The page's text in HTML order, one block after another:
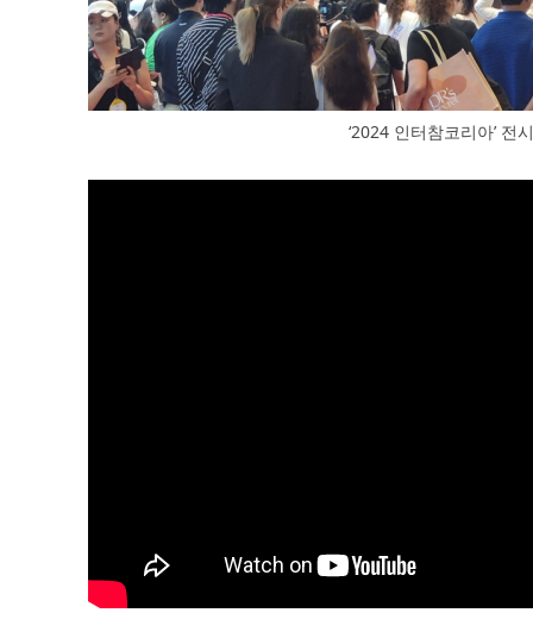
‘2024 인터참코리아’ 전